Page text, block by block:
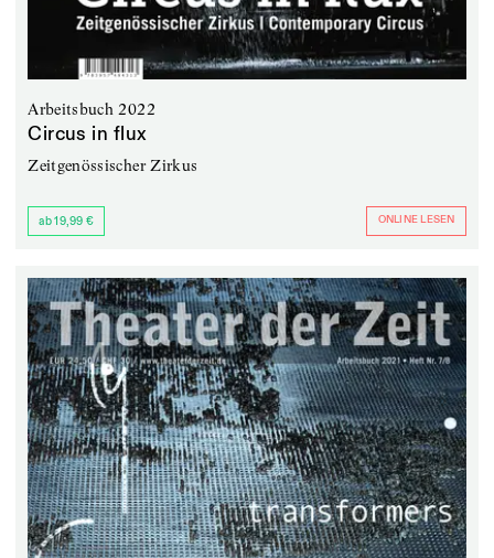
Arbeitsbuch 2022
Circus in flux
Zeitgenössischer Zirkus
ab 19,99 € ONLINE LESEN